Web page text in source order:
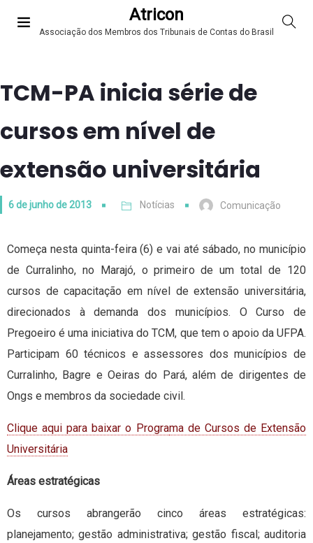
Atricon
Associação dos Membros dos Tribunais de Contas do Brasil
TCM-PA inicia série de
cursos em nível de
extensão universitária
6 de junho de 2013 Notícias Comunicação
Começa nesta quinta-feira (6) e vai até sábado, no município
de Curralinho, no Marajó, o primeiro de um total de 120
cursos de capacitação em nível de extensão universitária,
direcionados à demanda dos municípios. O Curso de
Pregoeiro é uma iniciativa do TCM, que tem o apoio da UFPA.
Participam 60 técnicos e assessores dos municípios de
Curralinho, Bagre e Oeiras do Pará, além de dirigentes de
Ongs e membros da sociedade civil.
Clique aqui para baixar o Programa de Cursos de Extensão
Universitária
Áreas estratégicas
Os cursos abrangerão cinco áreas estratégicas:
planejamento; gestão administrativa; gestão fiscal; auditoria